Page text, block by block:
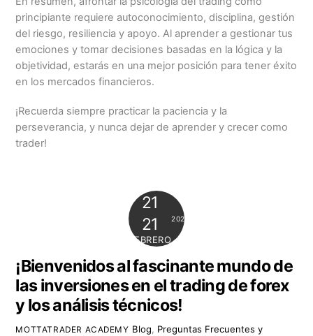
principiante requiere autoconocimiento, disciplina, gestión
del riesgo, resiliencia y apoyo. Al aprender a gestionar tus
emociones y tomar decisiones basadas en la lógica y la
objetividad, estarás en una mejor posición para tener éxito
en los mercados financieros.
¡Recuerda siempre practicar la paciencia y la
perseverancia, y nunca dejar de aprender y crecer como
trader!
21
21
FEBRERO
2024
¡Bienvenidos al fascinante mundo de
las inversiones en el trading de forex
y los análisis técnicos!
MOTTATRADER ACADEMY Blog
Preguntas Frecuentes y